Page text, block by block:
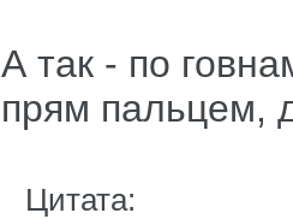
А так - по
прям пальцем,
Цитата: